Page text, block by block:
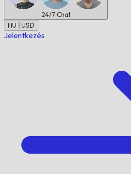
24/7 Chat
HU | USD
Jelentkezés